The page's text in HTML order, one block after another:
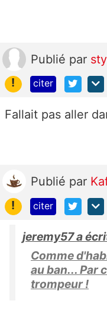
Publié par
!
citer
Fallait pas aller
Publié par
!
citer
jeremy57 a
Comme
au ban... Par
trompeur !